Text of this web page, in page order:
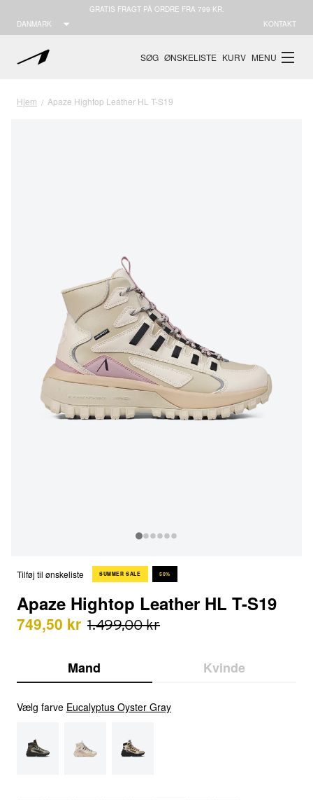
DANMARK
GRATIS FRAGT PÅ ORDRE FRA 799 KR.
KONTAKT
SØG ØNSKELISTE KURV MENU
Hjem / Apaze Hightop Leather HL T-S19
Tilføj til ønskeliste SUMMER SALE 50%
Apaze Hightop Leather HL T-S19
749,50 kr 1.499,00 kr
Mand Kvinde
Vælg farve Eucalyptus Oyster Gray